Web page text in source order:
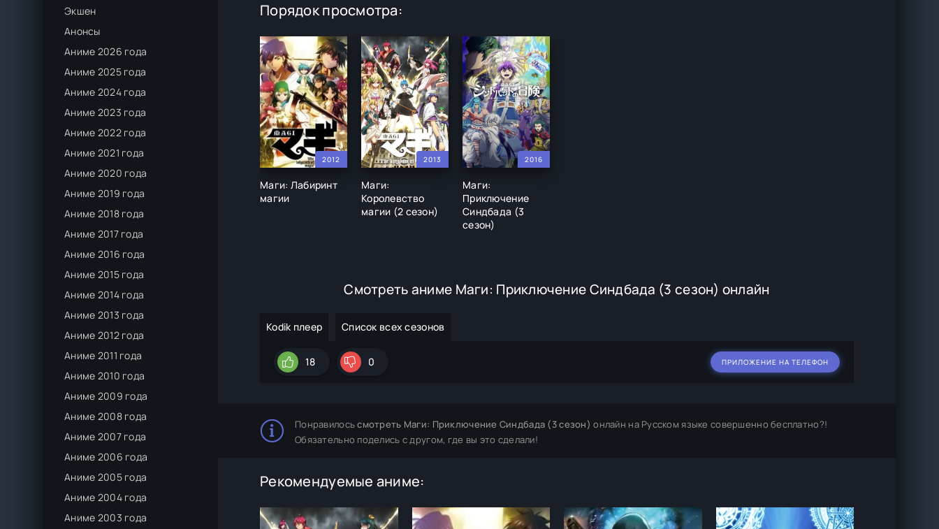
Экшен
Анонсы
Аниме 2026 года
Аниме 2025 года
Аниме 2024 года
Аниме 2023 года
Аниме 2022 года
Аниме 2021 года
Аниме 2020 года
Аниме 2019 года
Аниме 2018 года
Аниме 2017 года
Аниме 2016 года
Аниме 2015 года
Аниме 2014 года
Аниме 2013 года
Аниме 2012 года
Аниме 2011 года
Аниме 2010 года
Аниме 2009 года
Аниме 2008 года
Аниме 2007 года
Аниме 2006 года
Аниме 2005 года
Аниме 2004 года
Аниме 2003 года
Порядок просмотра:
2012
Маги: Лабиринт
магии
2013
Маги:
Королевство
магии (2 сезон)
2016
Маги:
Приключение
Синдбада (3
сезон)
Смотреть аниме Маги: Приключение Синдбада (3 сезон) онлайн
Kodik плеер Список всех сезонов
18 0 ПРИЛОЖЕНИЕ НА ТЕЛЕФОН
Понравилосьсмотреть Маги: Приключение Синдбада (3 сезон) онлайн на Русском языке совершенно бесплатно?!
Обязательно поделись с другом, где вы это сделали!
Рекомендуемые аниме: